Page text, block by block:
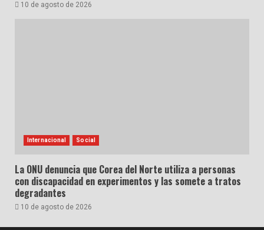
10 de agosto de 2026
Internacional Social
La ONU denuncia que Corea del Norte utiliza a personas
con discapacidad en experimentos y las somete a tratos
degradantes
10 de agosto de 2026